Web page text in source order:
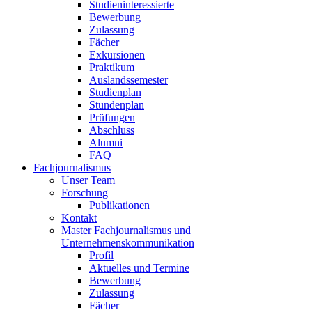
Studieninteressierte
Bewerbung
Zulassung
Fächer
Exkursionen
Praktikum
Auslandssemester
Studienplan
Stundenplan
Prüfungen
Abschluss
Alumni
FAQ
Fachjournalismus
Unser Team
Forschung
Publikationen
Kontakt
Master Fachjournalismus und
Unternehmenskommunikation
Profil
Aktuelles und Termine
Bewerbung
Zulassung
Fächer